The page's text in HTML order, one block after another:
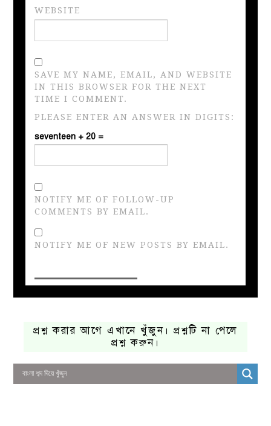
WEBSITE
SAVE MY NAME, EMAIL, AND WEBSITE
IN THIS BROWSER FOR THE NEXT
TIME I COMMENT.
PLEASE ENTER AN ANSWER IN DIGITS:
seventeen + 20 =
NOTIFY ME OF FOLLOW-UP
COMMENTS BY EMAIL.
NOTIFY ME OF NEW POSTS BY EMAIL.
প্রশ্ন করার আগে এখানে খুঁজুন। প্রশ্নটি না পেলে
প্রশ্ন করুন।